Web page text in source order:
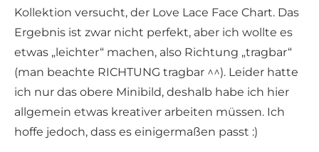
Kollektion versucht, der Love Lace Face Chart. Das
Ergebnis ist zwar nicht perfekt, aber ich wollte es
etwas „leichter“ machen, also Richtung „tragbar“
(man beachte RICHTUNG tragbar ^^). Leider hatte
ich nur das obere Minibild, deshalb habe ich hier
allgemein etwas kreativer arbeiten müssen. Ich
hoffe jedoch, dass es einigermaßen passt :)